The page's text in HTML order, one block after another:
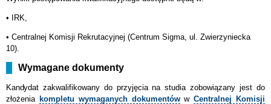
• IRK,
• Centralnej Komisji Rekrutacyjnej (Centrum Sigma, ul. Zwierzyniecka
10).
Wymagane dokumenty
Kandydatzakwalifikowany do przyjęcia na studia zobowiązany jest do
złożenia kompletu wymaganych dokumentówwCentralnej Komisji